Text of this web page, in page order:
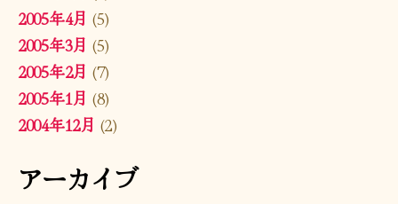
2005年4月 (5)
2005年3月 (5)
2005年2月 (7)
2005年1月 (8)
2004年12月 (2)
アーカイブ